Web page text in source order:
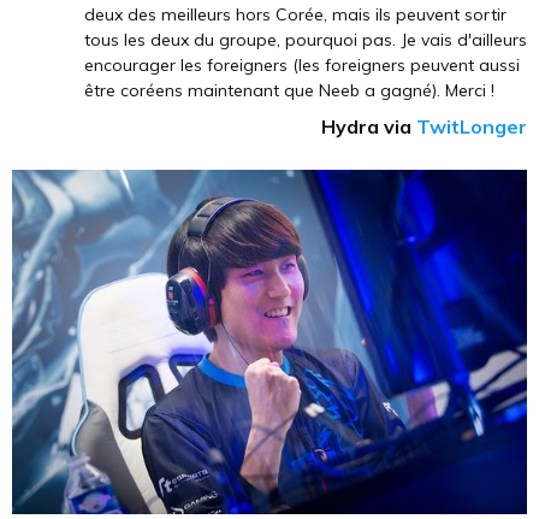
deux des meilleurs hors Corée, mais ils peuvent sortir
tous les deux du groupe, pourquoi pas. Je vais d'ailleurs
encourager les foreigners (les foreigners peuvent aussi
être coréens maintenant que Neeb a gagné). Merci !
Hydra via TwitLonger